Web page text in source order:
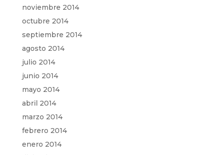
noviembre 2014
octubre 2014
septiembre 2014
agosto 2014
julio 2014
junio 2014
mayo 2014
abril 2014
marzo 2014
febrero 2014
enero 2014